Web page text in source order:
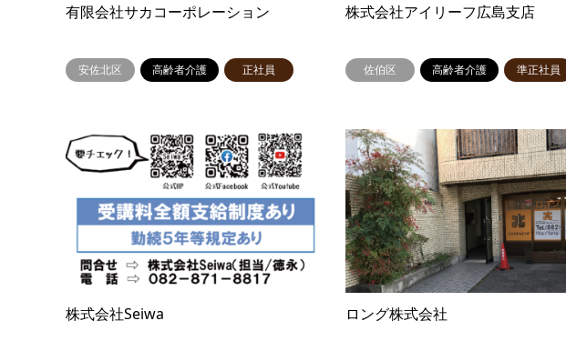
有限会社サカコーポレーション
安佐北区 高齢者介護 正社員
株式会社アイリーフ広島支店
佐伯区 高齢者介護 準正社員
株式会社Seiwa ロング株式会社